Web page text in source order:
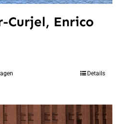
Curjel, Enrico
Details